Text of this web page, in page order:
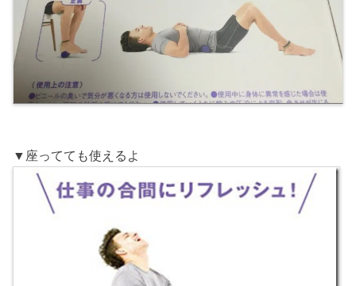
▼座ってても使えるよ